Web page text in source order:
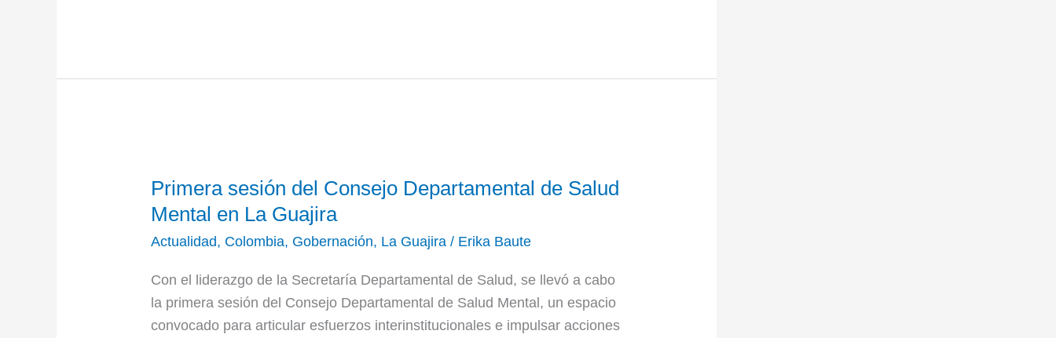
Primera sesión del Consejo Departamental de Salud
Mental en La Guajira
Actualidad, Colombia, Gobernación, La Guajira / Erika Baute
Con el liderazgo de la Secretaría Departamental de Salud, se llevó a cabo
la primera sesión del Consejo Departamental de Salud Mental, un espacio
convocado para articular esfuerzos interinstitucionales e impulsar acciones
sesión
del
Consejo
de
Salud
Mental